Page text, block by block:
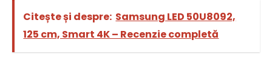
Citește și despre: Samsung LED 50U8092,
125 cm, Smart 4K – Recenzie completă